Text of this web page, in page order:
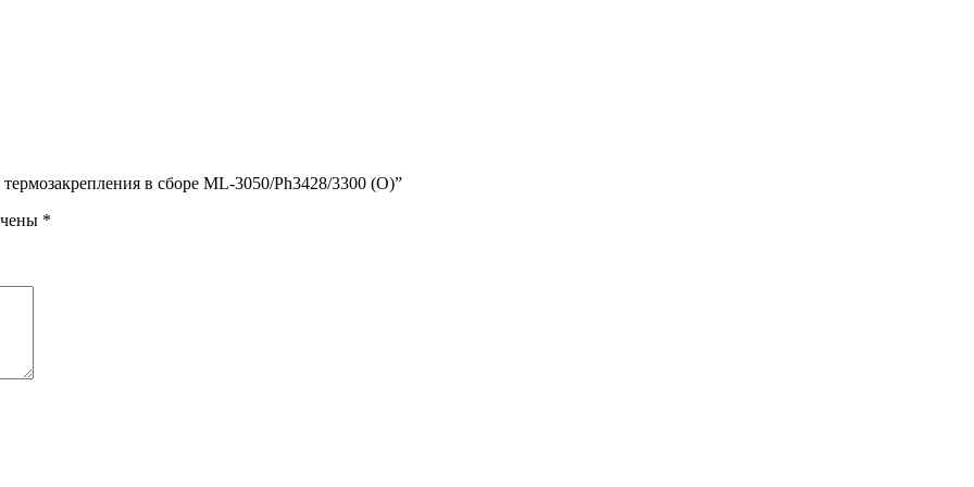
в сборе ML-3050/Ph3428/3300 (О)”
*